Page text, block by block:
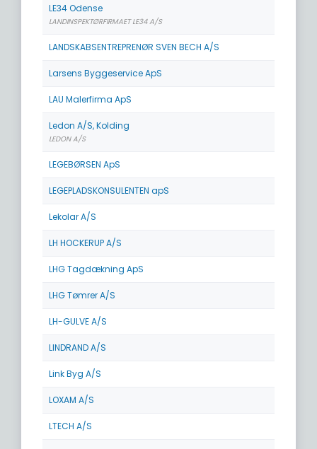
LE34 Odense
LANDINSPEKTØRFIRMAET LE34 A/S
LANDSKABSENTREPRENØR SVEN BECH A/S
Larsens Byggeservice ApS
LAU Malerfirma ApS
Ledon A/S, Kolding
LEDON A/S
LEGEBØRSEN ApS
LEGEPLADSKONSULENTEN apS
Lekolar A/S
LH HOCKERUP A/S
LHG Tagdækning ApS
LHG Tømrer A/S
LH-GULVE A/S
LINDRAND A/S
Link Byg A/S
LOXAM A/S
LTECH A/S